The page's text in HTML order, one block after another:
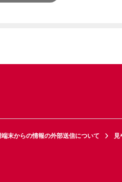
末からの情報の外部送信について
見